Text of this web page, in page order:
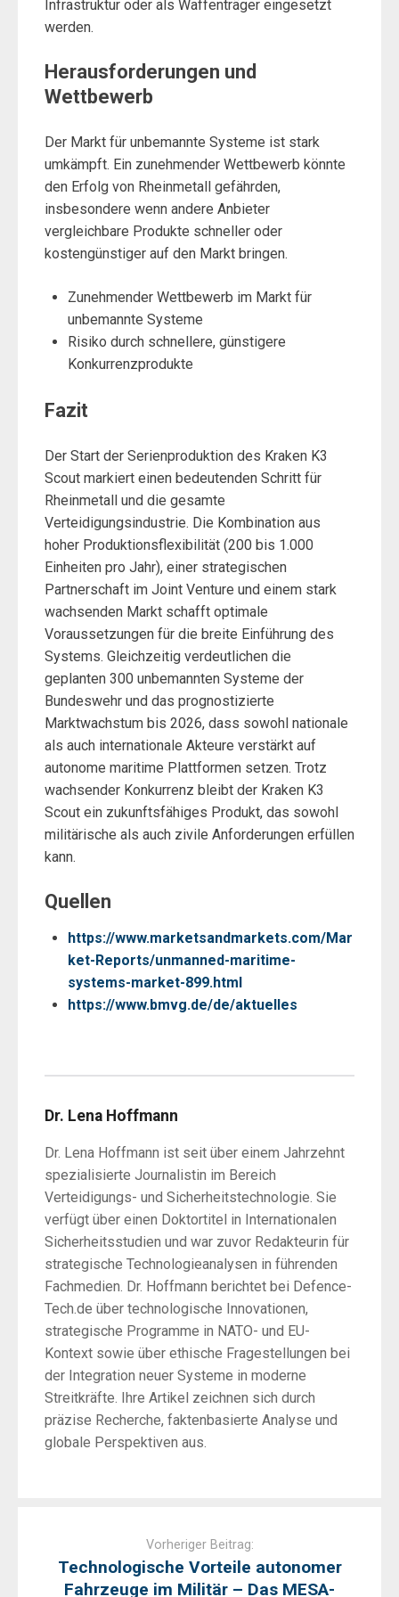
Infrastruktur oder als Waffenträger eingesetzt
werden.
Herausforderungen und
Wettbewerb
Der Markt für unbemannte Systeme ist stark
umkämpft. Ein zunehmender Wettbewerb könnte
den Erfolg von Rheinmetall gefährden,
insbesondere wenn andere Anbieter
vergleichbare Produkte schneller oder
kostengünstiger auf den Markt bringen.
Zunehmender Wettbewerb im Markt für
unbemannte Systeme
Risiko durch schnellere, günstigere
Konkurrenzprodukte
Fazit
Der Start der Serienproduktion des Kraken K3
Scout markiert einen bedeutenden Schritt für
Rheinmetall und die gesamte
Verteidigungsindustrie. Die Kombination aus
hoher Produktionsflexibilität (200 bis 1.000
Einheiten pro Jahr), einer strategischen
Partnerschaft im Joint Venture und einem stark
wachsenden Markt schafft optimale
Voraussetzungen für die breite Einführung des
Systems. Gleichzeitig verdeutlichen die
geplanten 300 unbemannten Systeme der
Bundeswehr und das prognostizierte
Marktwachstum bis 2026, dass sowohl nationale
als auch internationale Akteure verstärkt auf
autonome maritime Plattformen setzen. Trotz
wachsender Konkurrenz bleibt der Kraken K3
Scout ein zukunftsfähiges Produkt, das sowohl
militärische als auch zivile Anforderungen erfüllen
kann.
Quellen
https://www.marketsandmarkets.com/Mar
ket-Reports/unmanned-maritime-
systems-market-899.html
https://www.bmvg.de/de/aktuelles
Dr. Lena Hoffmann
Dr. Lena Hoffmann ist seit über einem Jahrzehnt
spezialisierte Journalistin im Bereich
Verteidigungs- und Sicherheitstechnologie. Sie
verfügt über einen Doktortitel in Internationalen
Sicherheitsstudien und war zuvor Redakteurin für
strategische Technologieanalysen in führenden
Fachmedien. Dr. Hoffmann berichtet bei Defence-
Tech.de über technologische Innovationen,
strategische Programme in NATO- und EU-
Kontext sowie über ethische Fragestellungen bei
der Integration neuer Systeme in moderne
Streitkräfte. Ihre Artikel zeichnen sich durch
präzise Recherche, faktenbasierte Analyse und
globale Perspektiven aus.
Vorheriger Beitrag:
Technologische Vorteile autonomer
Fahrzeuge im Militär – Das MESA-